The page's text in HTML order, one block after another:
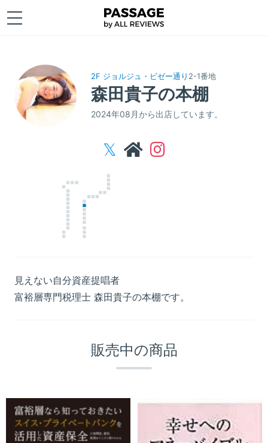
2F ジョルジュ・ビゼー通り 2-1番地
森田貴子の本棚
2024年08月から出店しています。
見えない自分資産提唱者
富裕層専門税理士 森田貴子の本棚です。
販売中の商品